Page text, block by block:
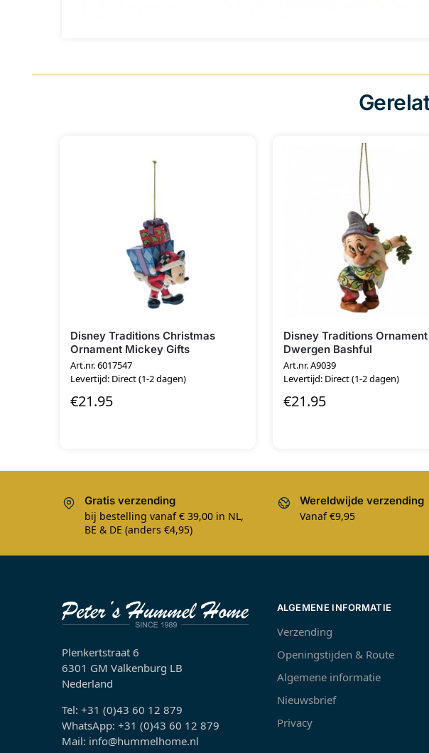
Disney Traditions Christmas
Ornament Mickey Gifts
Art.nr. 6017547
Levertijd: Direct (1-2 dagen)
€21.95
Disney Traditions Ornament
Dwergen Bashful
Art.nr. A9039
Levertijd: Direct (1-2 dagen)
€21.95
Gratis verzending
bij bestelling vanaf € 39,00 in NL,
BE & DE (anders €4,95)
Wereldwijde verzending
Vanaf €9,95
Plenkertstraat 6
6301 GM Valkenburg LB
Nederland
Tel: +31 (0)43 60 12 879
WhatsApp: +31 (0)43 60 12 879
Mail: info@hummelhome.nl
ALGEMENE INFORMATIE
Verzending
Openingstijden & Route
Algemene informatie
Nieuwsbrief
Privacy